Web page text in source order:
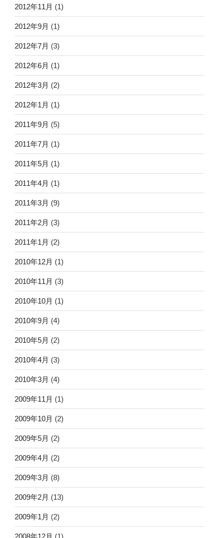
2012年11月 (1)
2012年9月 (1)
2012年7月 (3)
2012年6月 (1)
2012年3月 (2)
2012年1月 (1)
2011年9月 (5)
2011年7月 (1)
2011年5月 (1)
2011年4月 (1)
2011年3月 (9)
2011年2月 (3)
2011年1月 (2)
2010年12月 (1)
2010年11月 (3)
2010年10月 (1)
2010年9月 (4)
2010年5月 (2)
2010年4月 (3)
2010年3月 (4)
2009年11月 (1)
2009年10月 (2)
2009年5月 (2)
2009年4月 (2)
2009年3月 (8)
2009年2月 (13)
2009年1月 (2)
2008年12月 (1)